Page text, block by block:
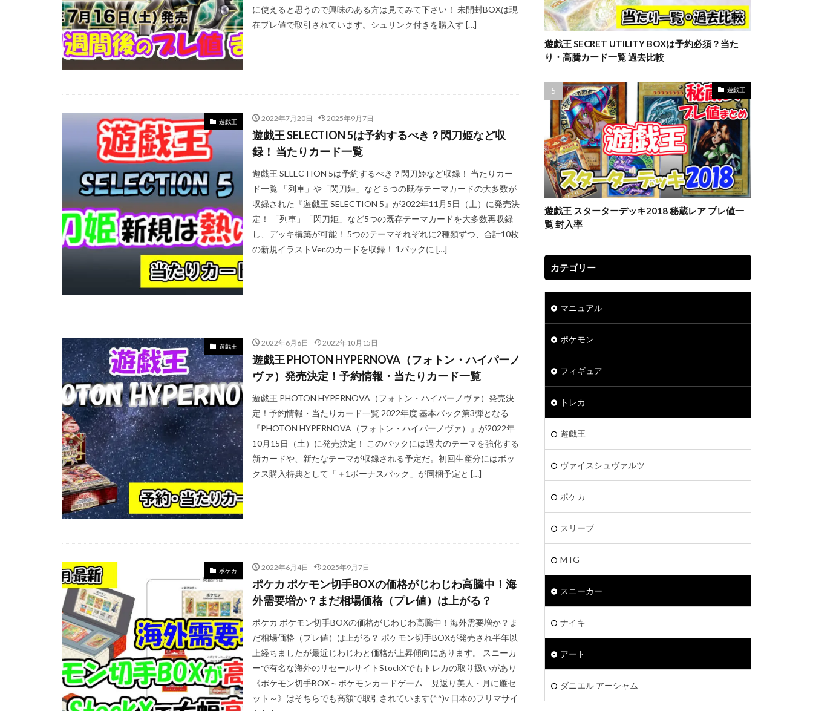
に使えると思うので興味のある方は見てみて下さい！ 未開封BOXは現
在プレ値で取引されています。シュリンク付きを購入す […]
遊戯王 2022年7月20日 2025年9月7日
遊戯王 SELECTION 5は予約するべき？閃刀姫など収
録！ 当たりカード一覧
遊戯王 SELECTION 5は予約するべき？閃刀姫など収録！ 当たりカー
ド一覧 「列車」や「閃刀姫」など５つの既存テーマカードの大多数が
収録された『遊戯王 SELECTION 5』が2022年11月5日（土）に発売決
定！ 「列車」「閃刀姫」など5つの既存テーマカードを大多数再収録
し、デッキ構築が可能！ 5つのテーマそれぞれに2種類ずつ、合計10枚
の新規イラストVer.のカードを収録！ 1パックに […]
遊戯王 2022年6月6日 2022年10月15日
遊戯王 PHOTON HYPERNOVA（フォトン・ハイパーノ
ヴァ）発売決定！予約情報・当たりカード一覧
遊戯王 PHOTON HYPERNOVA（フォトン・ハイパーノヴァ）発売決
定！予約情報・当たりカード一覧 2022年度 基本パック第3弾となる
『PHOTON HYPERNOVA（フォトン・ハイパーノヴァ）』が2022年
10月15日（土）に発売決定！ このパックには過去のテーマを強化する
新カードや、新たなテーマが収録される予定だ。初回生産分にはボッ
クス購入特典として「＋1ボーナスパック」が同梱予定と […]
ポケカ 2022年6月4日 2025年9月7日
ポケカ ポケモン切手BOXの価格がじわじわ高騰中！海
外需要増か？まだ相場価格（プレ値）は上がる？
ポケカ ポケモン切手BOXの価格がじわじわ高騰中！海外需要増か？ま
だ相場価格（プレ値）は上がる？ ポケモン切手BOXが発売され半年以
上経ちましたが最近じわじわと価格が上昇傾向にあります。 スニーカ
ーで有名な海外のリセールサイトStockXでもトレカの取り扱いがあり
《ポケモン切手BOX～ポケモンカードゲーム 見返り美人・月に雁セ
ット～》はそちらでも高額で取引されています(^^)v 日本のフリマサイ
遊戯王 SECRET UTILITY BOXは予約必須？当た
り・高騰カード一覧 過去比較
遊戯王
遊戯王 スターターデッキ2018 秘蔵レア プレ値一
覧 封入率
カテゴリー
マニュアル
ポケモン
フィギュア
トレカ
遊戯王
ヴァイスシュヴァルツ
ポケカ
スリーブ
MTG
スニーカー
ナイキ
アート
ダニエル アーシャム
検索